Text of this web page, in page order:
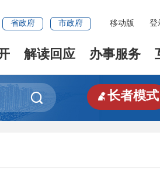
省政府 市政府 移动版 登
解读回应 办事服务
 长者模式